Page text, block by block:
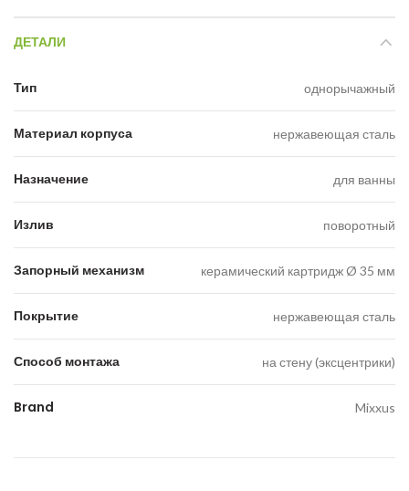
ДЕТАЛИ
Тип однорычажный
Материал корпуса нержавеющая сталь
Назначение для ванны
Излив поворотный
Запорный механизм керамический картридж Ø 35 мм
Покрытие нержавеющая сталь
Способ монтажа на стену (эксцентрики)
Brand Mixxus